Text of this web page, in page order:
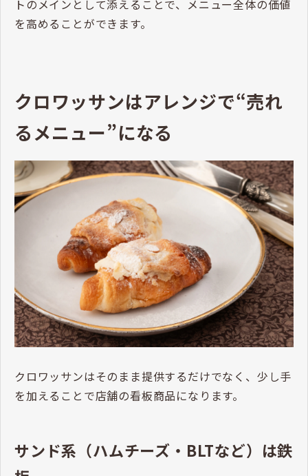
トのメインとして添えることで、メニュー全体の価値
を高めることができます。
クロワッサンはアレンジで“売れ
るメニュー”になる
クロワッサンはそのまま提供するだけでなく、少し手
を加えることで店舗の看板商品になります。
サンド系（ハムチーズ・BLTなど）は鉄